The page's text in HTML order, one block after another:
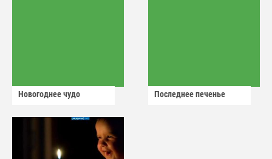
Новогоднее чудо Последнее печенье